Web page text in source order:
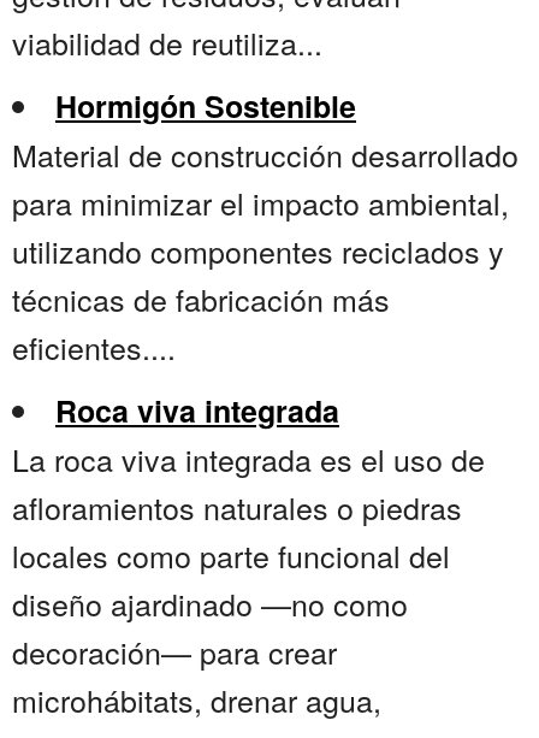
viabilidad de reutiliza...
Hormigón Sostenible
Material de construcción desarrollado
para minimizar el impacto ambiental,
utilizando componentes reciclados y
técnicas de fabricación más
eficientes....
Roca viva integrada
La roca viva integrada es el uso de
afloramientos naturales o piedras
locales como parte funcional del
diseño ajardinado —no como
decoración— para crear
microhábitats, drenar agua,